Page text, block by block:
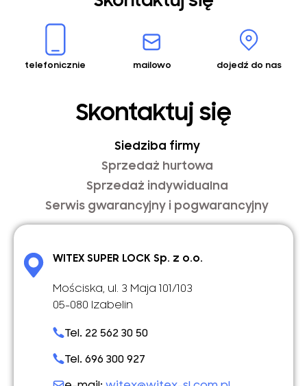
telefonicznie mailowo dojedź do nas
Skontaktuj się
Siedziba firmy
Sprzedaż hurtowa
Sprzedaż indywidualna
Serwis gwarancyjny i pogwarancyjny
WITEX SUPER LOCK Sp. z o.o.
Mościska, ul. 3 Maja 101/103
05-080 Izabelin
Tel. 22 562 30 50
Tel. 696 300 927